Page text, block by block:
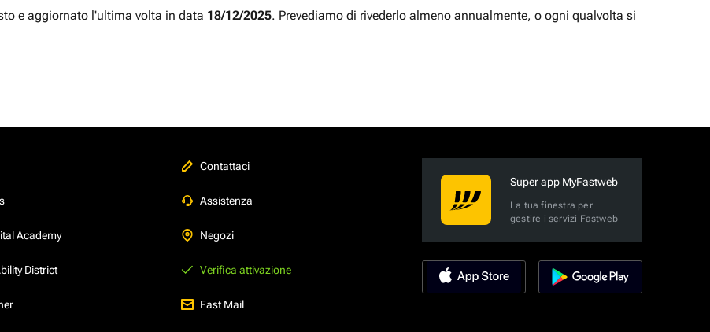
e aggiornato l'ultima volta in data 18/12/2025. Prevediamo di rivederlo almeno annualmente, o ogni qualvolta si
Academy
District
Contattaci
Assistenza
Negozi
Verifica attivazione
Fast Mail
Super app MyFastweb
La tua finestra per
gestire i servizi Fastweb